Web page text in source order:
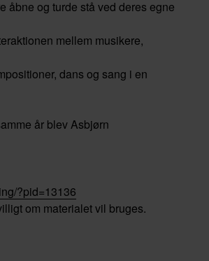
åbne og turde stå ved deres egne
mellem musikere,
dans og sang i en
år blev Asbjørn
?pid=13136
om materialet vil bruges.